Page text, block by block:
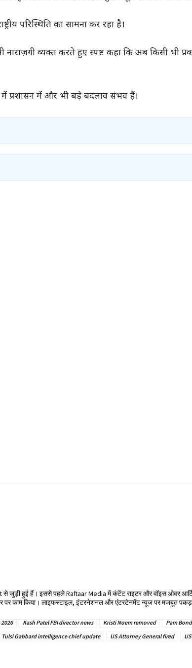
परिस्थिति का सामना कर रहा है।
नाराज़गी व्यक्त करते हुए स्पष्ट कहा कि अब किसी भी
प्रशासन में और भी बड़े बदलाव संभव हैं।
से जुड़ी हुई हैं। इससे पहले Raftaar Media में कंटेंट राइटर और वॉइस ओवर
पर काम किया। लाइफस्टाइल, इंटरनेशनल और एंटरटेनमेंट न्यूज पर मजबूत
Kash Patel FBI director news Kristi Noem removed
Pam
Tulsi Gabbard intelligence chief update US Attorney General fired